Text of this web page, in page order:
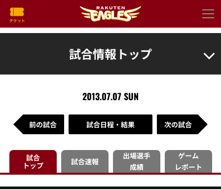
試合情報トップ
2013.07.07 SUN
前の試合 試合日程・結果 次の試合
試合
トップ
試合速報
出場選手
成績
ゲーム
レポート